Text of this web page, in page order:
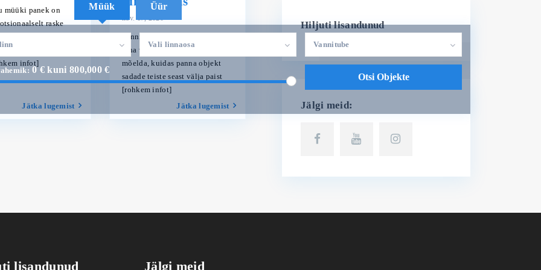
Müük Üür
Vali linnaosa Vannitube
0 € kuni 800,000 €
müüki panek on
raske
kipuvad
viivitama ning
infot]
Jätka lugemist
nov. 17, 2020
Kinnisvaraturul on konkurents
täna väga suur ning tuleb
mõelda, kuidas panna objekt
sadade teiste seast välja paist
[rohkem infot]
Jätka lugemist
Hiljuti lisandunud
Jälgi meid:
lisandunud Jälgi meid